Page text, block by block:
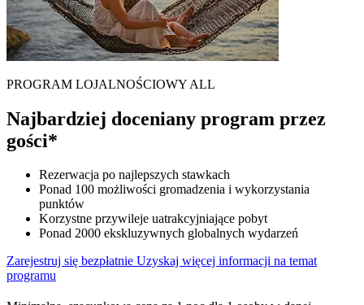
PROGRAM LOJALNOŚCIOWY ALL
Najbardziej doceniany program przez
gości*
Rezerwacja po najlepszych stawkach
Ponad 100 możliwości gromadzenia i wykorzystania
punktów
Korzystne przywileje uatrakcyjniające pobyt
Ponad 2000 ekskluzywnych globalnych wydarzeń
Zarejestruj się bezpłatnie Uzyskaj więcej informacji na temat
programu